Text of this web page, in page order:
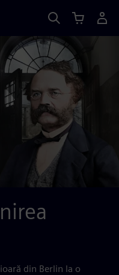
din Berlin la o